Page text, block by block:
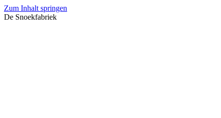
Zum Inhalt springen
De Snoekfabriek